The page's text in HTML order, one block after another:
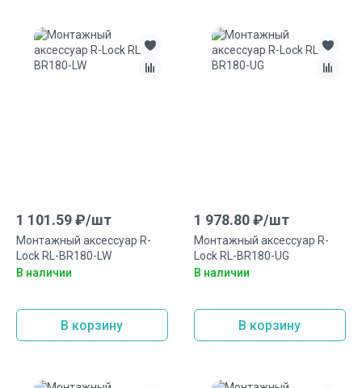
1 101.59₽/шт
Монтажный аксеcсуар R-
Lock RL-BR180-LW
В наличии
В корзину
1 978.80₽/шт
Монтажный аксеcсуар R-
Lock RL-BR180-UG
В наличии
В корзину